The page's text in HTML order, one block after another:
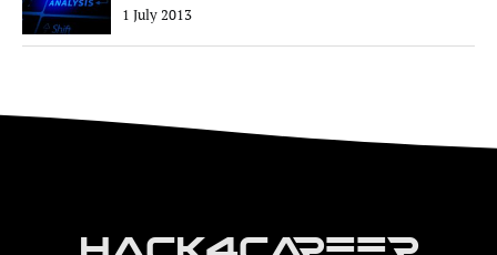
1 July 2013